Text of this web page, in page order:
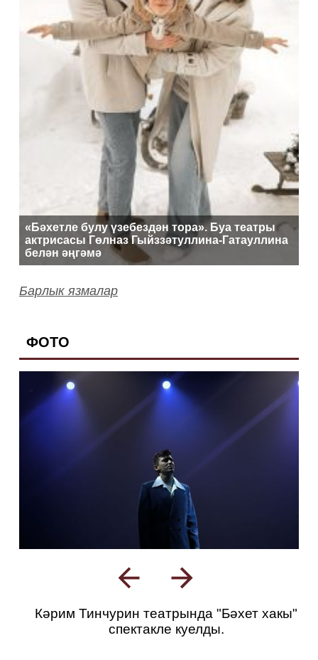
«Бәхетле булу үзебездән тора». Буа театры
актрисасы Гөлназ Гыйззәтуллина-Гатауллина
белән әңгәмә
Барлык язмалар
ФОТО
Кәрим Тинчурин театрында "Бәхет хакы"
спектакле куелды.